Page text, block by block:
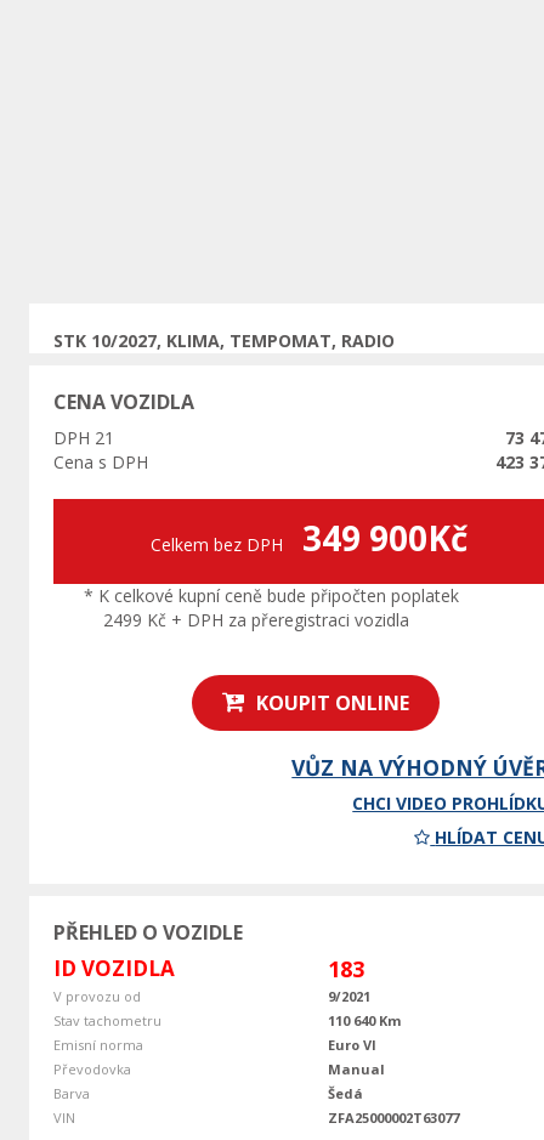
STK 10/2027, KLIMA, TEMPOMAT, RADIO
CENA VOZIDLA
DPH 21
73
Cena s DPH
423
Celkem bez DPH 349 900Kč
* K celkové kupní ceně bude připočten poplatek
2499 Kč + DPH za přeregistraci vozidla
KOUPIT ONLINE
VŮZ NA VÝHODNÝ
CHCI VIDEO
HLÍDAT
PŘEHLED O VOZIDLE
ID VOZIDLA 183
V provozu od
9/2021
Stav tachometru
110 640 Km
Emisní norma
Euro VI
Převodovka
Manual
Barva
Šedá
VIN
ZFA25000002T63077